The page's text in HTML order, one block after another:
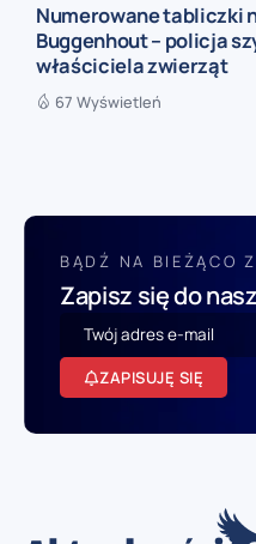
Numerowane tabliczki
Buggenhout – policja
właściciela zwierząt
67 Wyświetleń
BĄDŹ NA BIEŻĄCO
Zapisz się do
ZAPISUJĘ SIĘ